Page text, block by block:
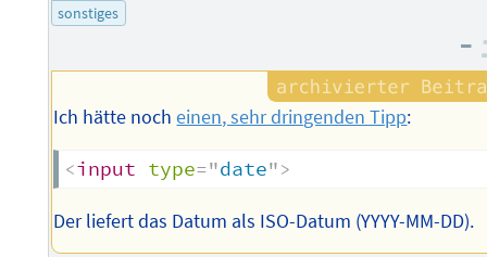
sonstiges
–
Ich hätte nocheinen, sehr dringenden Tipp:
<input type="date">
Der liefert das Datum als ISO-Datum (YYYY-MM-DD).